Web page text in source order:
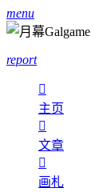
menu
report

主页

文章

画札